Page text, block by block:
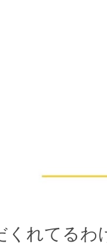
くれてるわ